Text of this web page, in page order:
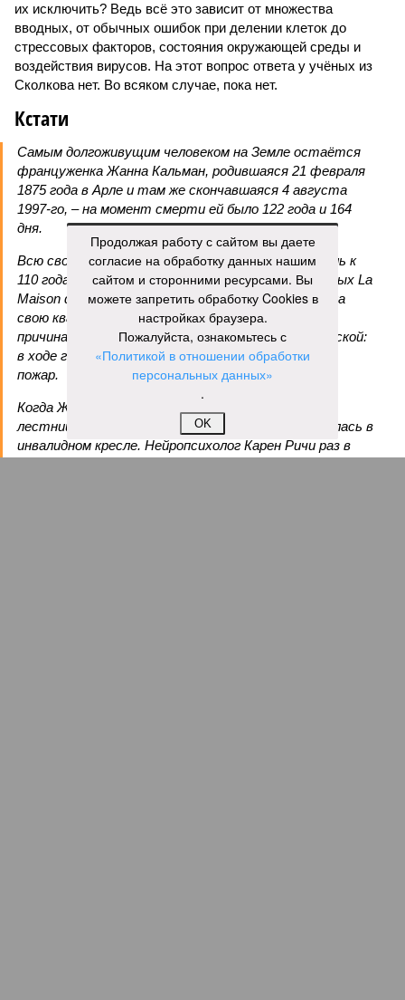
их исключить? Ведь всё это зависит от множества
вводных, от обычных ошибок при делении клеток до
стрессовых факторов, состояния окружающей среды и
воздействия вирусов. На этот вопрос ответа у учёных из
Сколкова нет. Во всяком случае, пока нет.
Кстати
Самым долгоживущим человеком на Земле остаётся
француженка Жанна Кальман, родившаяся 21 февраля
1875 года в Арле и там же скончавшаяся 4 августа
1997-го, – на момент смерти ей было 122 года и 164
дня.
Всю свою жизнь она прожила в родном городе, лишь к
110 годам решившись на переезд в дом престарелых La
Maison du Lac, где через 12 лет и умерла. Покидала
свою квартиру она без особого удовольствия, но
причина расставания с родной обителью была веской:
в ходе готовки женщина случайно устроила дома
пожар.
Когда Жанне Кальман было 115 лет, она упала с
лестницы и сломала бедро и с тех пор передвигалась в
инвалидном кресле. Нейропсихолог Карен Ричи раз в
Продолжая работу с сайтом вы даете
согласие на обработку данных нашим
сайтом и сторонними ресурсами. Вы
можете запретить обработку Cookies в
настройках браузера.
Пожалуйста, ознакомьтесь с
«Политикой в отношении обработки
персональных данных»
.
OK